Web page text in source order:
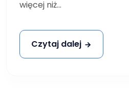
więcej niż...
Czytaj dalej